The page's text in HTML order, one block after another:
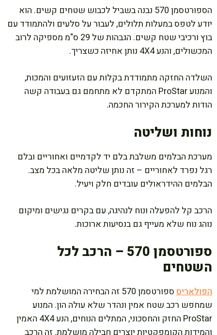
הספורטסמן 570 נבנה בשביל לכבוש שטחים קשים. הוא
יודע לטפס במעלות תלולים, לעבור על סלעים ולהתמודד עם
בוץ ורכיבי שטח קשים. הגבהות של 29 ס"מ מספיקה לרוב
המכשולים, והנע 4X4 נותן אחיזה כשצריך.
השלדה החזקה מתמודדת בקלות עם הזעזועים והמכות,
והמנוע ProStar המתקדם לא מתחמם גם בעבודה קשה
הודות למערכת הקירור החכמה.
נוחות ושליטה
מערכת הבלמים משלבת בלם יד לקדמיים ואחוריים ובלם
רגל נפרד לאחוריים – זה נותן שליטה מלאה בכל מצב.
הבלמים ההידראולים עובדים חלק ויעיל.
הרכב קל להפעלה ונוח לנהיגה, עם בקרים נגישים ומיקום
נוהג נוח שלא מעייף גם בנסיעות ארוכות.
ספורטסמן 570 – הרכב לכל
השטחים
הפולאריס
ספורטסמן 570 זה הבחירה המושלמת למי
שמחפש רכב שטח אמין ונהדר שלא עולה הון. המנוע
ProStar החזק והחסכוני, המתלים הנוחים, הנע 4X4 האמין
והמידות הקומפקטיות יוצרים חבילה מושלמת. זה הרכב